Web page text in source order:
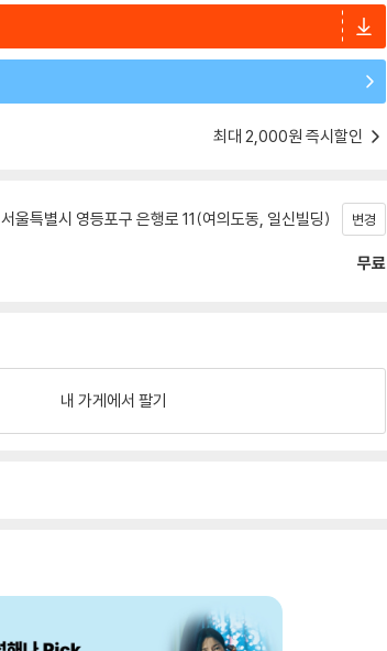
최대 2,000원 즉시할인
서울특별시 영등포구 은행로 11(여의도동, 일신빌딩) 변경
무료
내 가게에서 팔기